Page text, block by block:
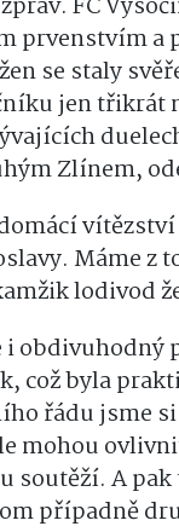
prvenstvím a
se staly
jen
Zlínem,
Máme z
lodivod
obdivuhodný
což byla
řádu jsme
mohou
A
případně